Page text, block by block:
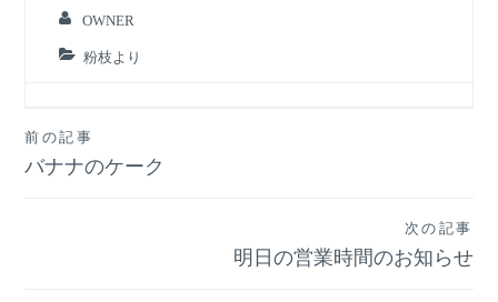
OWNER
粉枝より
投
稿
前の記事
バナナのケーク
次の記事
明日の営業時間のお知らせ